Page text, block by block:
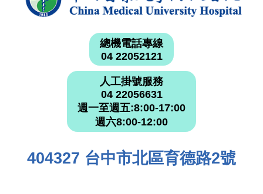
總機電話專線
04 22052121
人工掛號服務
04 22056631
週一至週五:8:00-17:00
週六8:00-12:00
404327 台中市北區育德路2號